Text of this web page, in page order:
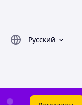
Русский